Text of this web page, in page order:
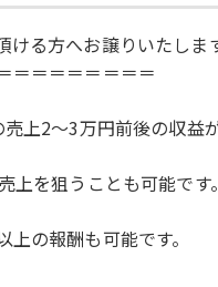
る方へお譲りいたしま
＝＝＝＝＝＝＝＝
上2〜3万円前後の収益
を狙うことも可能です。
の報酬も可能です。